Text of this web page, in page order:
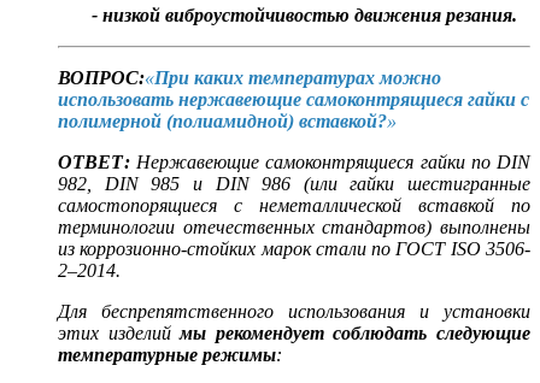
- низкой виброустойчивостью движения резания.
ВОПРОС:«При каких температурах можно
использовать нержавеющие самоконтрящиеся гайки с
полимерной (полиамидной) вставкой?»
ОТВЕТ: Нержавеющие самоконтрящиеся гайки по DIN
982, DIN 985 и DIN 986 (или гайки шестигранные
самостопорящиеся с неметаллической вставкой по
терминологии отечественных стандартов) выполнены
из коррозионно-стойких марок стали по ГОСТ ISO 3506-
2–2014.
Для беспрепятственного использования и установки
этих изделиймы рекомендует соблюдать следующие
температурные режимы: